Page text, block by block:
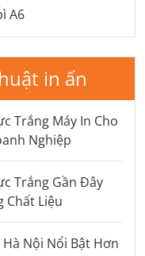
A6
in ấn
Trắng Máy In Cho
Nghiệp
Trắng Gần Đây
Chất Liệu
Nội Nổi Bật Hơn